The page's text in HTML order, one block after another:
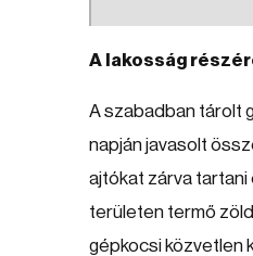
A lakosság
A szabadban tárolt
napján javasolt
ajtókat zárva
területen termő
gépkocsi közvetlen